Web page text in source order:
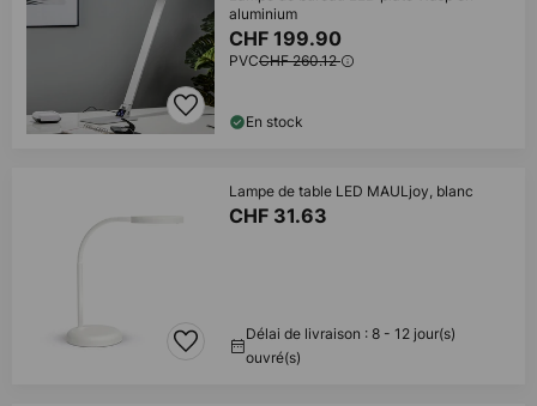
aluminium
CHF 199.90
PVCCHF 260.12
En stock
Lampe de table LED MAULjoy, blanc
CHF 31.63
Délai de livraison : 8 - 12 jour(s)
ouvré(s)